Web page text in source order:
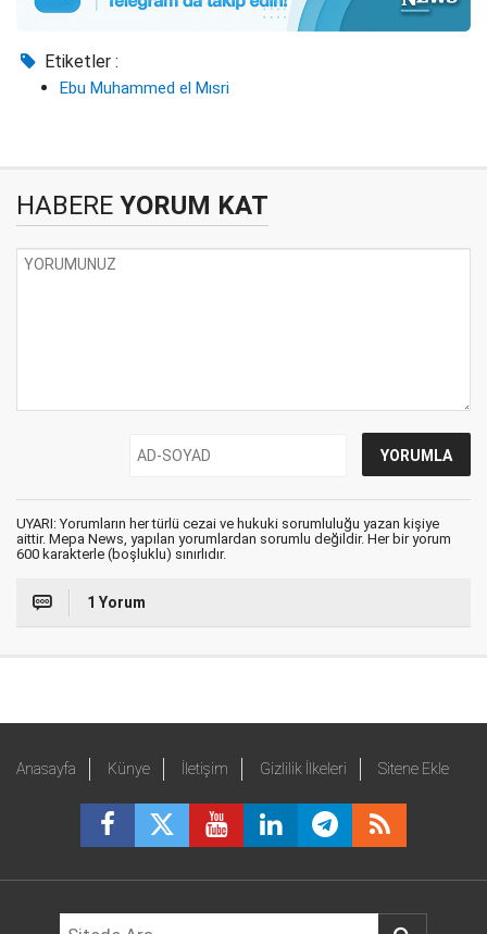
Etiketler :
Ebu Muhammed el Mısri
HABERE YORUM KAT
UYARI: Yorumların her türlü cezai ve hukuki sorumluluğu yazan kişiye
aittir. Mepa News, yapılan yorumlardan sorumlu değildir. Her bir yorum
600 karakterle (boşluklu) sınırlıdır.
1 Yorum
Anasayfa Künye İletişim Gizlilik İlkeleri Sitene Ekle